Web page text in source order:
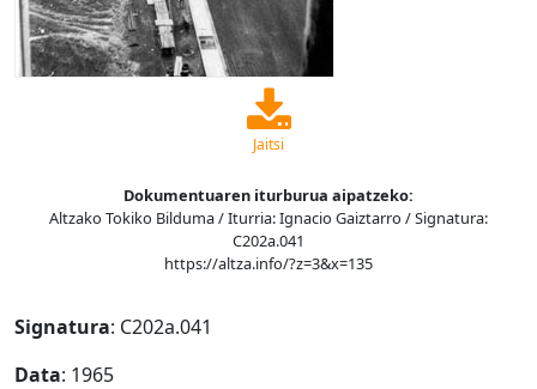
Jaitsi
Dokumentuaren iturburua aipatzeko:
Altzako Tokiko Bilduma / Iturria: Ignacio Gaiztarro / Signatura:
C202a.041
https://altza.info/?z=3&x=135
Signatura: C202a.041
Data: 1965